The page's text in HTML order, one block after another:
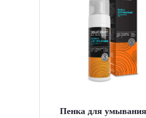
Пенка для